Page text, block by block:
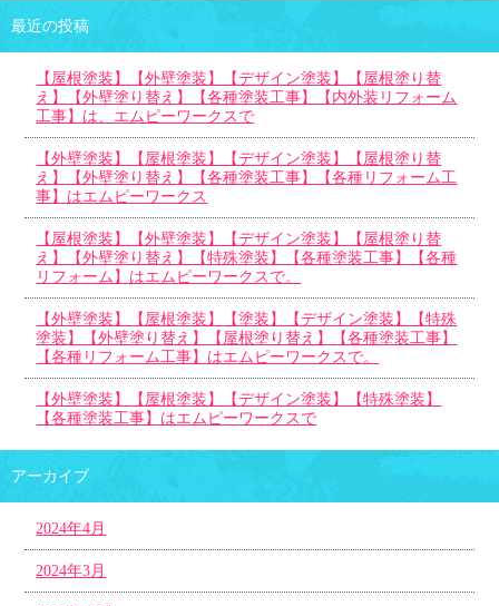
最近の投稿
【屋根塗装】【外壁塗装】【デザイン塗装】【屋根塗り替
え】【外壁塗り替え】【各種塗装工事】【内外装リフォーム
工事】は、エムピーワークスで
【外壁塗装】【屋根塗装】【デザイン塗装】【屋根塗り替
え】【外壁塗り替え】【各種塗装工事】【各種リフォーム工
事】はエムピーワークス
【屋根塗装】【外壁塗装】【デザイン塗装】【屋根塗り替
え】【外壁塗り替え】【特殊塗装】【各種塗装工事】【各種
リフォーム】はエムピーワークスで。
【外壁塗装】【屋根塗装】【塗装】【デザイン塗装】【特殊
塗装】【外壁塗り替え】【屋根塗り替え】【各種塗装工事】
【各種リフォーム工事】はエムピーワークスで。
【外壁塗装】【屋根塗装】【デザイン塗装】【特殊塗装】
【各種塗装工事】はエムピーワークスで
アーカイブ
2024年4月
2024年3月